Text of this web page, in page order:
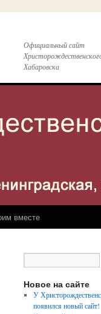
Официальный сайт
Хабаровска
вместе
Новое на сайте
У
появился новый сайт!